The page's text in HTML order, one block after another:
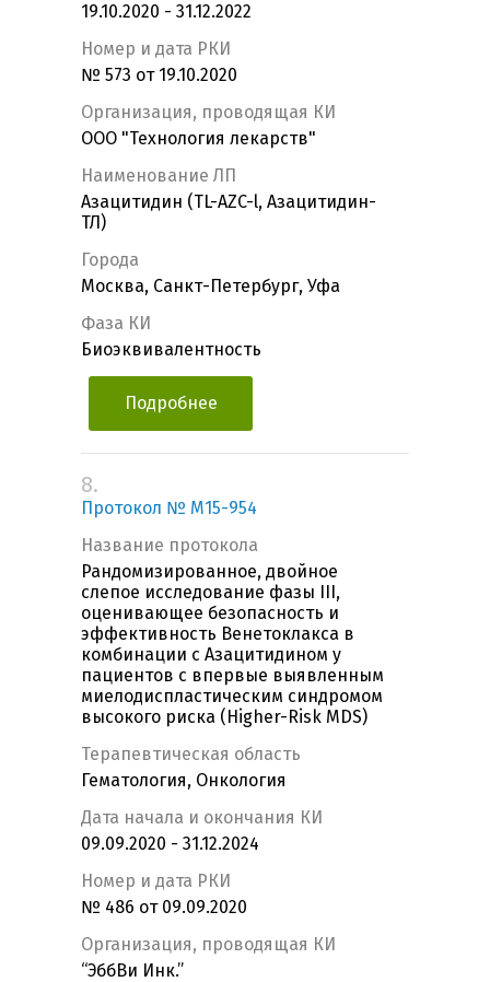
19.10.2020 - 31.12.2022
Номер и дата РКИ
№ 573 от 19.10.2020
Организация, проводящая КИ
ООО "Технология лекарств"
Наименование ЛП
Азацитидин (TL-AZC-l, Азацитидин-
ТЛ)
Города
Москва, Санкт-Петербург, Уфа
Фаза КИ
Биоэквивалентность
Подробнее
8.
Протокол № M15-954
Название протокола
Рандомизированное, двойное
слепое исследование фазы III,
оценивающее безопасность и
эффективность Венетоклакса в
комбинации с Азацитидином у
пациентов с впервые выявленным
миелодиспластическим синдромом
высокого риска (Higher-Risk MDS)
Терапевтическая область
Гематология, Онкология
Дата начала и окончания КИ
09.09.2020 - 31.12.2024
Номер и дата РКИ
№ 486 от 09.09.2020
Организация, проводящая КИ
“ЭббВи Инк.”